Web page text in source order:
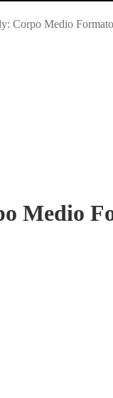
Corpo Medio
Medio